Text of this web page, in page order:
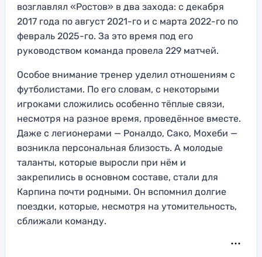
возглавлял «Ростов» в два захода: с декабря
2017 года по август 2021-го и с марта 2022-го по
февраль 2025-го. За это время под его
руководством команда провела 229 матчей.
Особое внимание тренер уделил отношениям с
футболистами. По его словам, с некоторыми
игроками сложились особенно тёплые связи,
несмотря на разное время, проведённое вместе.
Даже с легионерами — Роналдо, Сако, Мохеби —
возникла персональная близость. А молодые
таланты, которые выросли при нём и
закрепились в основном составе, стали для
Карпина почти родными. Он вспомнил долгие
поездки, которые, несмотря на утомительность,
сближали команду.